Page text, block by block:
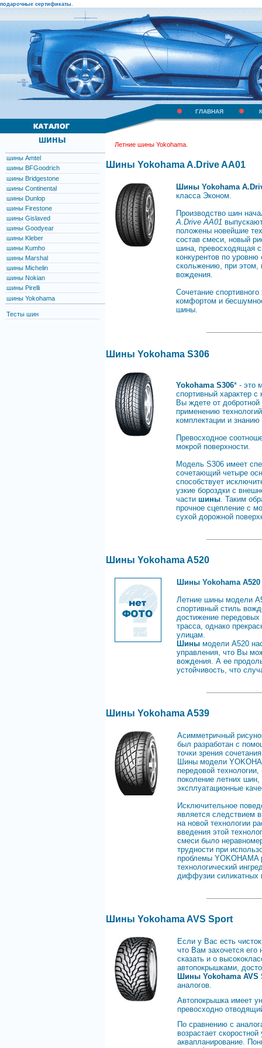
подарочные сертификаты
ГЛАВНАЯ
шины
шины Amtel
шины BFGoodrich
шины Bridgestone
шины Continental
шины Dunlop
шины Firestone
шины Gislaved
шины Goodyear
шины Kleber
шины Kumho
шины Marshal
шины Michelin
шины Nokian
шины Pirelli
шины Yokohama
Тесты шин
Летние шины Yokohama.
Шины Yokohama A.Drive AA01
Шины Yokohama
класса Эконом.
Производство шин
A.Drive AA01
положены новейшие
состав смеси, новый
шина, превосходящая
конкурентов по
скольжению, при этом,
вождения.
Сочетание
комфортом и
шины.
Шины Yokohama S306
Yokohama S306* - это
спортивный характер
Вы ждете от
применению
комплектации и
Превосходное
мокрой поверхности.
Модель S306 имеет
сочетающий четыре
способствует
узкие бороздки с
части шины. Таким
прочное сцепление с
сухой дорожной
Шины Yokohama A520
Шины Yokohama А520
Летние шины модели
спортивный стиль
достижение передовых
трасса, однако
улицам.
Шины модели А520
управления, что Вы
вождения. А ее
устойчивость, что
Шины Yokohama A539
Асимметричный
был разработан с
точки зрения
Шины модели
передовой
поколение летних
эксплуатационные
Исключительное
является следствием
на новой технологии
введения этой
смеси было
трудности при
проблемы YOKOHAMA
технологический
диффузии силикатных
Шины Yokohama AVS Sport
Если у Вас есть
что Вам захочется
сказать и о
автопокрышками,
Шины Yokohama AVS
аналогов.
Автопокрышка имеет
превосходно
По сравнению с
возрастает
аквапланирование.